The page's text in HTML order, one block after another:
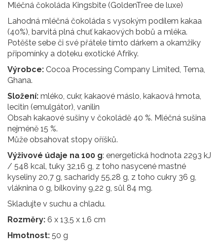
Mléčná čokoláda Kingsbite (GoldenTree de luxe)
Lahodná mléčná čokoláda s vysokým podílem kakaa
(40%), barvitá plná chuť kakaových bobů a mléka.
Potěšte sebe či své přátele tímto dárkem a okamžiky
připomínky a doteku exotické Afriky.
Výrobce: Cocoa Processing Company Limited, Tema,
Ghana.
Složení: mléko, cukr, kakaové máslo, kakaová hmota,
lecitin (emulgátor), vanilin
Obsah kakaové sušiny v čokoládě 40 %. Mléčná sušina
nejméně 15 %.
Může obsahovat stopy oříšků.
Výživové údaje na 100 g: energetická hodnota 2293 kJ
/ 548 kcal, tuky 32,16 g, z toho nasycené mastné
kyseliny 20,7 g, sacharidy 55,28 g, z toho cukry 36 g,
vláknina 0 g, bílkoviny 9,22 g, sůl 84 mg.
Skladujte v suchu a chladu.
Rozměry: 6 x 13,5 x 1,6 cm
Hmotnost: 50 g